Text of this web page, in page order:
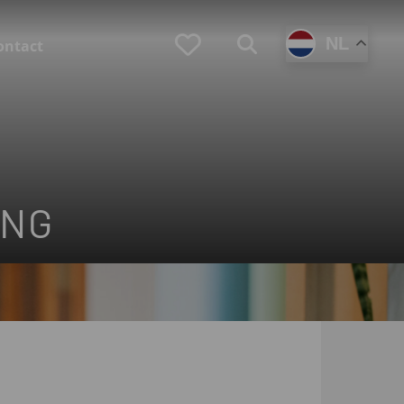
Zoek je zelf een coach?
Ben je werkgever en zoek je een coach voor
Zoeken